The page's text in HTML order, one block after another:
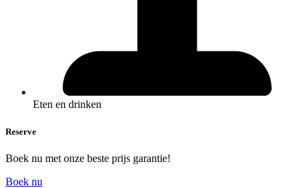
Eten en drinken
Reserve
Boek nu met onze beste prijs garantie!
Boek nu